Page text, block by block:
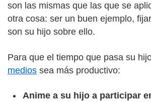
son las mismas que las que se
otra cosa: ser un buen ejemplo,
son su hijo sobre ello.
Para que el tiempo que pasa su
medios sea más productivo:
Anime a su hijo a participar